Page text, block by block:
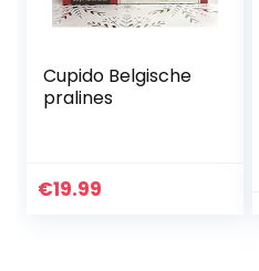
Cupido Belgische
pralines
€19.99